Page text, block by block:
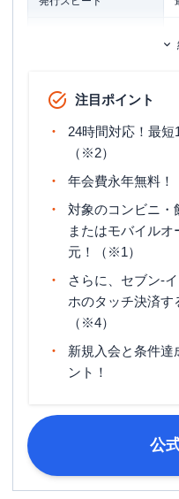
ETCカード発行期間
マイル還元率（最大）
旅行傷害保険
ポイント名
締め日・支払日
注目ポイント
24時間対応！最
（※2）
年会費永年無料！
対象のコンビニ・
またはモバイル
元！（※1）
さらに、セブン‐
ホのタッチ決済す
（※4）
新規入会と条件達
ント！
公